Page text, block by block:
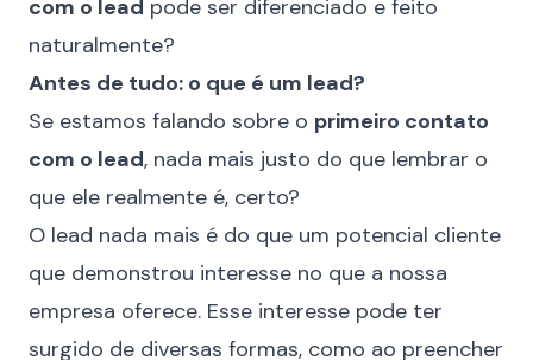
com o lead pode ser diferenciado e feito
naturalmente?
Antes de tudo: o que é um lead?
Se estamos falando sobre o primeiro contato
com o lead, nada mais justo do que lembrar o
que ele realmente é, certo?
O lead nada mais é do que um potencial cliente
que demonstrou interesse no que a nossa
empresa oferece. Esse interesse pode ter
surgido de diversas formas, como ao preencher